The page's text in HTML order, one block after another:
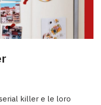
killer e le loro